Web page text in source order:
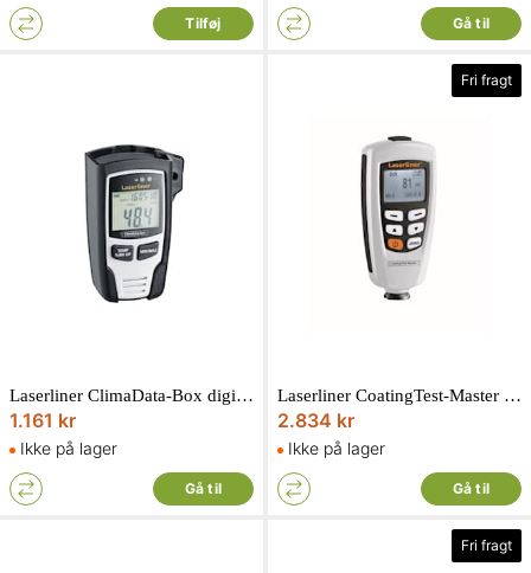
Tilføj Gå til
Laserliner ClimaData-Box digitalt hygrometer med datalogger til langtidsmåling
1.161 kr
Ikke på lager
Gå til
Fri fragt
Laserliner CoatingTest-Master digital lagtykkelsesmåler
2.834 kr
Ikke på lager
Gå til
Fri fragt